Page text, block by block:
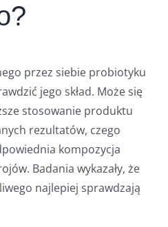
przez siebie probiotyku
jego skład. Może się
stosowanie produktu
rezultatów, czego
kompozycja
Badania wykazały, że
najlepiej sprawdzają